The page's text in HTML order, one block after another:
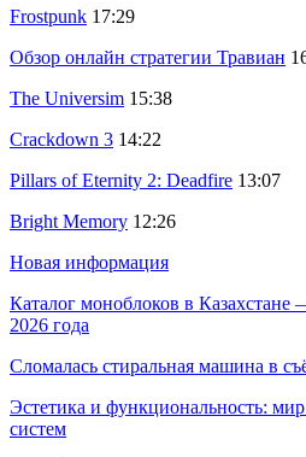
Frostpunk 17:29
Обзор онлайн стратегии Травиан
The Universim 15:38
Crackdown 3 14:22
Pillars of Eternity 2: Deadfire 13:07
Bright Memory 12:26
Новая информация
Каталог моноблоков в
2026 года
Сломалась стиральная машина в
Эстетика и функциональность:
систем